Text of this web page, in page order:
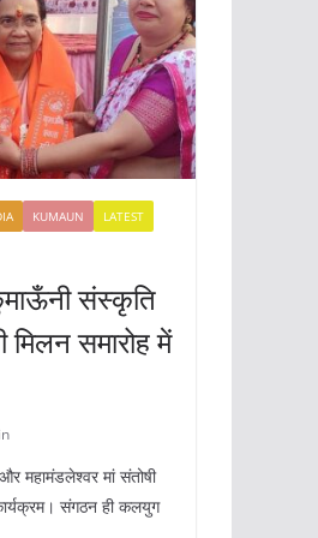
KUMAUN
LATEST
संस्कृति
मिलन समारोह में
महामंडलेश्वर मां संतोषी
संगठन ही कलयुग